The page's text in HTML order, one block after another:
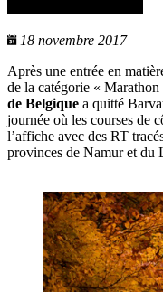
18 novembre 2017
Après une entrée en
de la catégorie «
de Belgique a quitté
journée où les courses de
l’affiche avec des RT
provinces de Namur et du